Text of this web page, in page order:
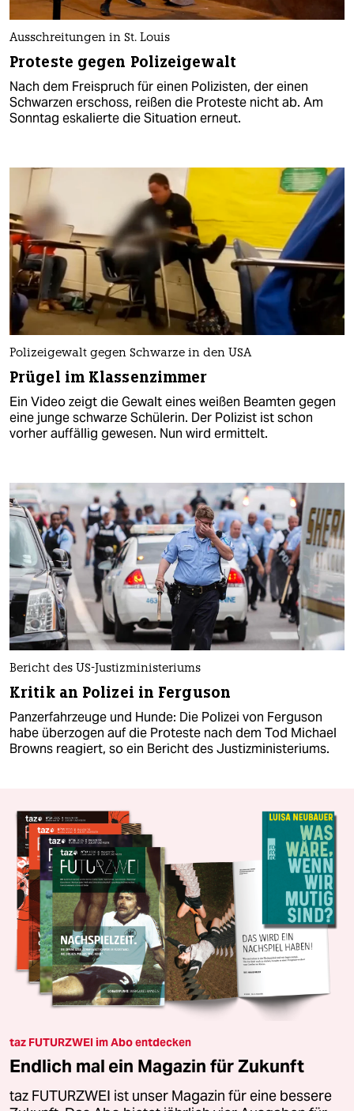
Ausschreitungen in St. Louis
Proteste gegen Polizeigewalt
Nach dem Freispruch für einen Polizisten, der einen
Schwarzen erschoss, reißen die Proteste nicht ab. Am
Sonntag eskalierte die Situation erneut.
Polizeigewalt gegen Schwarze in den USA
Prügel im Klassenzimmer
Ein Video zeigt die Gewalt eines weißen Beamten gegen
eine junge schwarze Schülerin. Der Polizist ist schon
vorher auffällig gewesen. Nun wird ermittelt.
Bericht des US-Justizministeriums
Kritik an Polizei in Ferguson
Panzerfahrzeuge und Hunde: Die Polizei von Ferguson
habe überzogen auf die Proteste nach dem Tod Michael
Browns reagiert, so ein Bericht des Justizministeriums.
taz FUTURZWEI im Abo entdecken
Endlich mal ein Magazin für Zukunft
taz FUTURZWEI ist unser Magazin für eine bessere